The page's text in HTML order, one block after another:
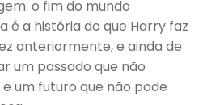
o fim do mundo
é a história do que Harry faz
anteriormente, e ainda de
um passado que não
um futuro que não pode